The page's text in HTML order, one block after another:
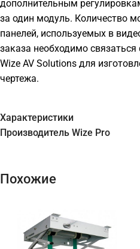
дополнительным
за один модуль. Количество
панелей, используемых в
заказа необходимо
Wize AV Solutions для
чертежа.
Характеристики
Производитель Wize Pro
Похожие